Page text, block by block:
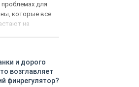
для
которые все
на
в следующем
киевские
торопятся
- ведь есть
и дорого
возглавляет
финрегулятор?